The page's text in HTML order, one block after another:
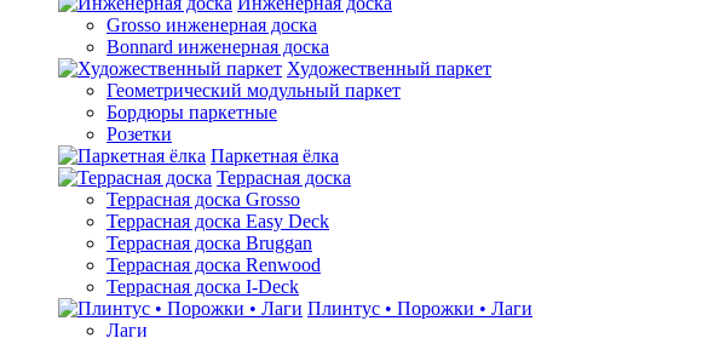
Grosso инженерная доска
Bonnard инженерная доска
Художественный паркет
Геометрический модульный паркет
Бордюры паркетные
Розетки
Паркетная ёлка
Террасная доска
Террасная доска Grosso
Террасная доска Easy Deck
Террасная доска Bruggan
Террасная доска Renwood
Террасная доска I-Deck
Плинтус • Порожки • Лаги
Лаги